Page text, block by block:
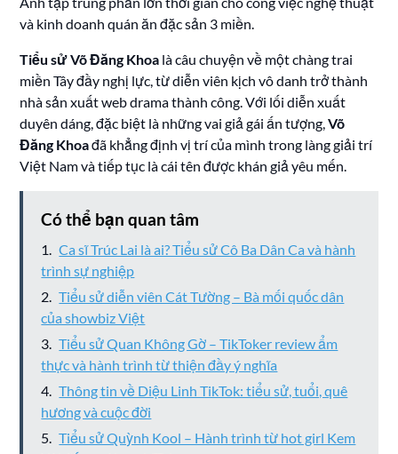
và kinh doanh quán ăn đặc sản 3 miền.
Tiểu sử Võ Đăng Khoa là câu chuyện về một chàng trai
miền Tây đầy nghị lực, từ diễn viên kịch vô danh trở thành
nhà sản xuất web drama thành công. Với lối diễn xuất
duyên dáng, đặc biệt là những vai giả gái ấn tượng,Võ
Đăng Khoađã khẳng định vị trí của mình trong làng giải trí
Việt Nam và tiếp tục là cái tên được khán giả yêu mến.
Có thể bạn quan tâm
Ca sĩ Trúc Lai là ai? Tiểu sử Cô Ba Dân Ca và hành
trình sự nghiệp
Tiểu sử diễn viên Cát Tường – Bà mối quốc dân
của showbiz Việt
Tiểu sử Quan Không Gờ – TikToker review ẩm
thực và hành trình từ thiện đầy ý nghĩa
Thông tin về Diệu Linh TikTok: tiểu sử, tuổi, quê
hương và cuộc đời
Tiểu sử Quỳnh Kool – Hành trình từ hot girl Kem